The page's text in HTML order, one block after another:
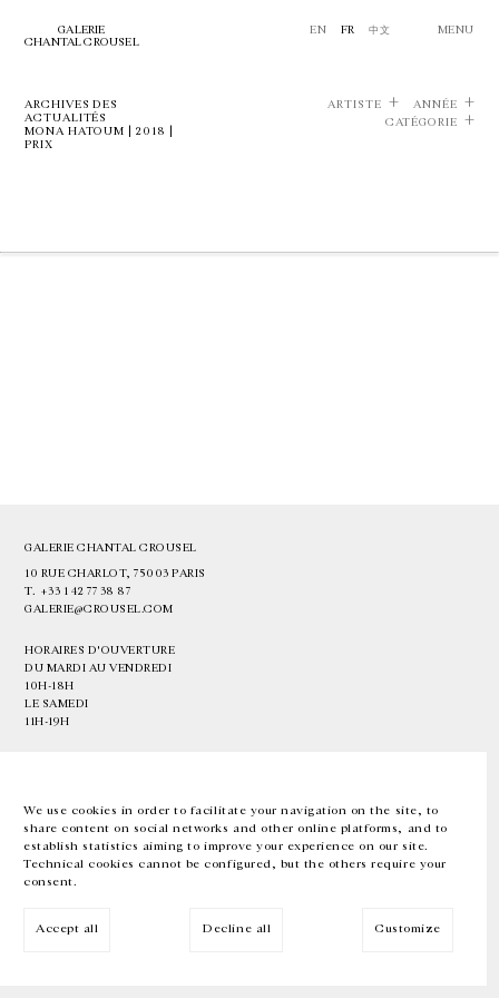
We use cookies in order to facilitate your navigation on the site, to
share content on social networks and other online platforms, and to
establish statistics aiming to improve your experience on our site.
Technical cookies cannot be configured, but the others require your
consent.
Accept all Decline all Customize
GALERIE
CHANTAL CROUSEL
EN FR 中文 MENU
ARCHIVES DES
ACTUALITÉS
MONA HATOUM | 2018 |
PRIX
ARTISTE
ANNÉE
CATÉGORIE
GALERIE CHANTAL CROUSEL
10 RUE CHARLOT, 75003 PARIS
T. +33 1 42 77 38 87
GALERIE@CROUSEL.COM
HORAIRES D'OUVERTURE
DU MARDI AU VENDREDI
10H-18H
LE SAMEDI
11H-19H
EN FR 中文 Facebook Instagram
Inscrivez-vous à notre newsletter